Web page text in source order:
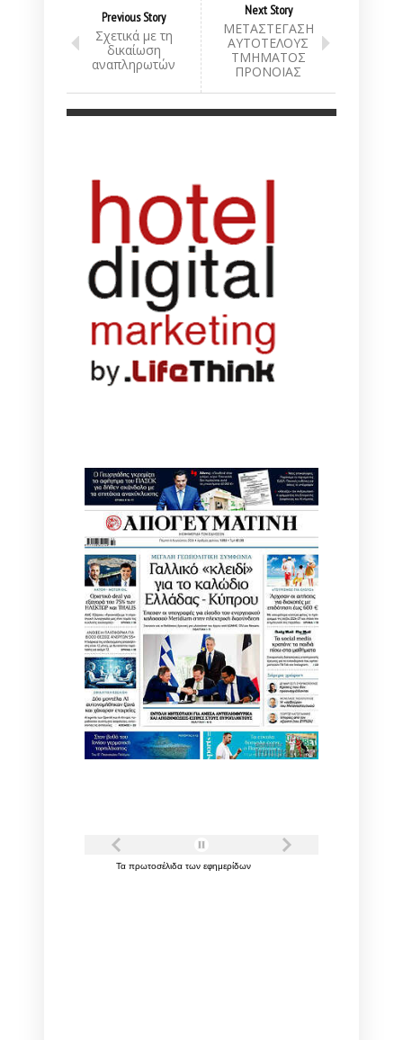
Previous Story
Σχετικά με τη
δικαίωση
αναπληρωτών
Next Story
ΜΕΤΑΣΤΕΓΑΣΗ
ΑΥΤΟΤΕΛΟΥΣ
ΤΜΗΜΑΤΟΣ
ΠΡΟΝΟΙΑΣ
Τα πρωτοσέλιδα των εφημερίδων